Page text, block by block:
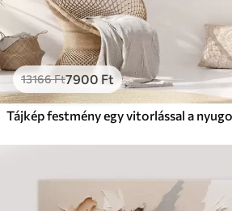
13166Ft7900 Ft